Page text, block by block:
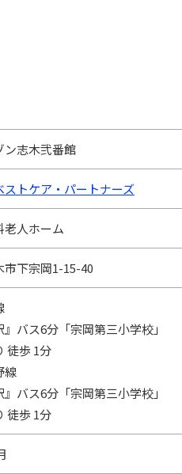
ン志木弐番館
ストケア・パートナーズ
老人ホーム
市下宗岡1-15-40
』バス6分「宗岡第三小学校」
徒歩 1分
線
』バス6分「宗岡第三小学校」
徒歩 1分